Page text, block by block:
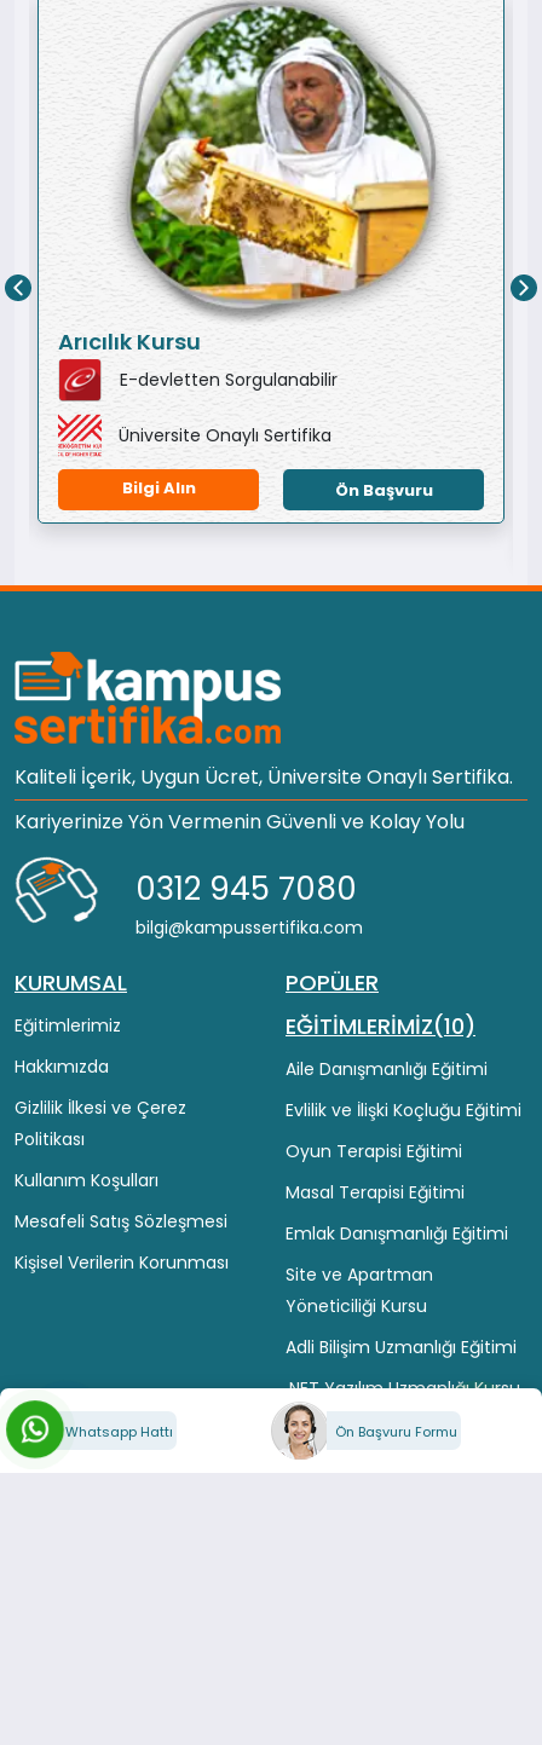
Whatsapp Hattı Ön Başvuru Formu
Arıcılık Kursu
E-devletten Sorgulanabilir
Üniversite Onaylı Sertifika
Bilgi Alın Ön Başvuru
Kaliteli İçerik, Uygun Ücret, Üniversite Onaylı Sertifika.
Kariyerinize Yön Vermenin Güvenli ve Kolay Yolu
0312 945 7080
bilgi@kampussertifika.com
KURUMSAL
Eğitimlerimiz
Hakkımızda
Gizlilik İlkesi ve Çerez
Politikası
Kullanım Koşulları
Mesafeli Satış Sözleşmesi
Kişisel Verilerin Korunması
POPÜLER
EĞİTİMLERİMİZ(10)
Aile Danışmanlığı Eğitimi
Evlilik ve İlişki Koçluğu Eğitimi
Oyun Terapisi Eğitimi
Masal Terapisi Eğitimi
Emlak Danışmanlığı Eğitimi
Site ve Apartman
Yöneticiliği Kursu
Adli Bilişim Uzmanlığı Eğitimi
.NET Yazılım Uzmanlığı Kursu
Python Yazılım Eğitimi